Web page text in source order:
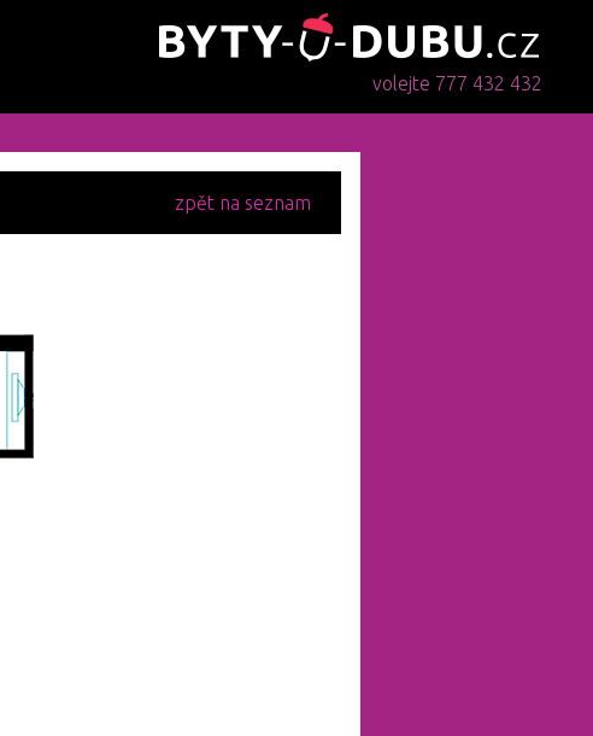
volejte 777 432 432
zpět na seznam